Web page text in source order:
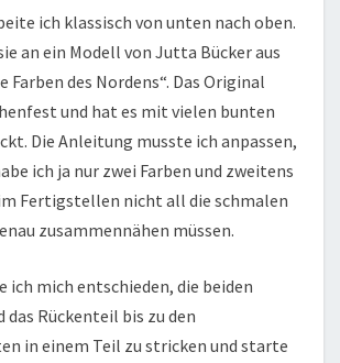
ich klassisch von unten nach oben.
an ein Modell von Jutta Bücker aus
Farben des Nordens“. Das Original
und hat es mit vielen bunten
Die Anleitung musste ich anpassen,
ich ja nur zwei Farben und zweitens
Fertigstellen nicht all die schmalen
zusammennähen müssen.
ich mich entschieden, die beiden
das Rückenteil bis zu den
in einem Teil zu stricken und starte